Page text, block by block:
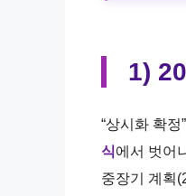
1)
“상시화 확
식에서 벗어
중장기 계획